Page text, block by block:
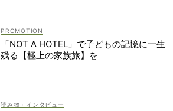
「NOT A HOTEL」で子どもの記憶に一生
残る【極上の家族旅】を
読み物・インタビュー